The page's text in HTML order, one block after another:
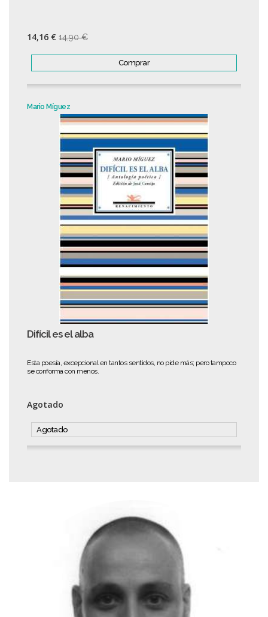
14,16 € 14,90 €
Comprar
Mario Míguez
Difícil es el alba
Esta poesía, excepcional en tantos sentidos, no pide más; pero tampoco
se conforma con menos.
Agotado
Agotado